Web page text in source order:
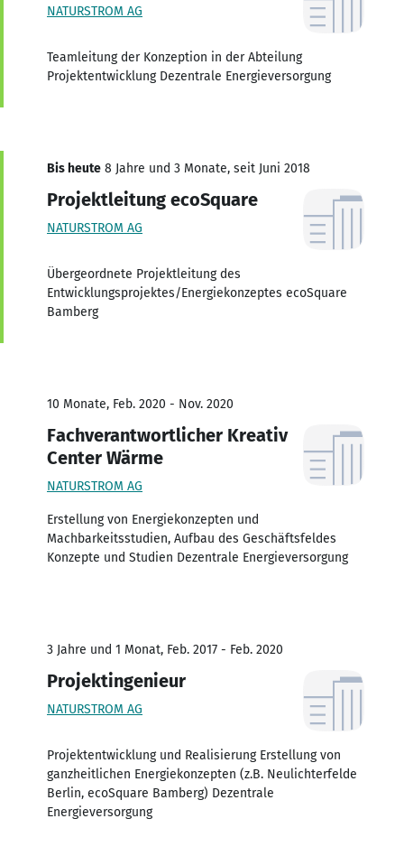
NATURSTROM AG
Teamleitung der Konzeption in der Abteilung
Projektentwicklung Dezentrale Energieversorgung
Bis heute 8 Jahre und 3 Monate, seit Juni 2018
Projektleitung ecoSquare
NATURSTROM AG
Übergeordnete Projektleitung des
Entwicklungsprojektes/Energiekonzeptes ecoSquare
Bamberg
10 Monate, Feb. 2020 - Nov. 2020
Fachverantwortlicher Kreativ
Center Wärme
NATURSTROM AG
Erstellung von Energiekonzepten und
Machbarkeitsstudien, Aufbau des Geschäftsfeldes
Konzepte und Studien Dezentrale Energieversorgung
3 Jahre und 1 Monat, Feb. 2017 - Feb. 2020
Projektingenieur
NATURSTROM AG
Projektentwicklung und Realisierung Erstellung von
ganzheitlichen Energiekonzepten (z.B. Neulichterfelde
Berlin, ecoSquare Bamberg) Dezentrale
Energieversorgung